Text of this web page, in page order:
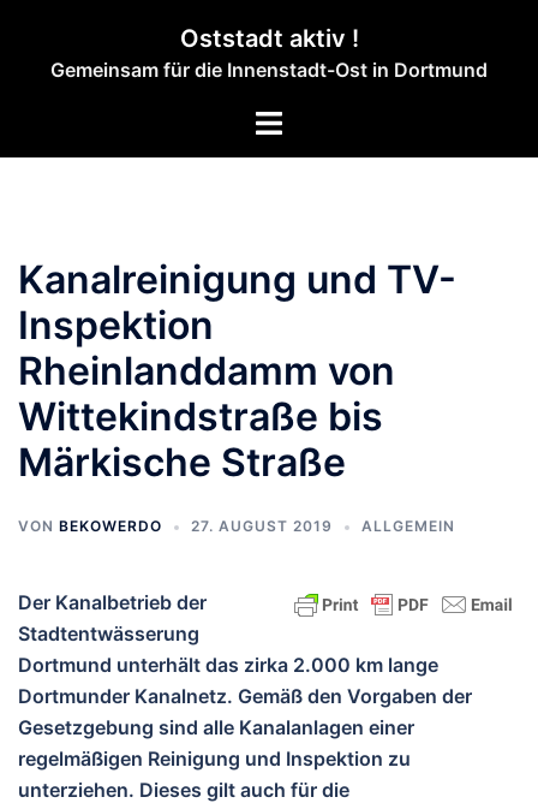
springen
Oststadt aktiv !
Gemeinsam für die Innenstadt-Ost in Dortmund
Menü
Kanalreinigung und TV-
Inspektion
Rheinlanddamm von
Wittekindstraße bis
Märkische Straße
VON BEKOWERDO 27. AUGUST 2019 ALLGEMEIN
Der Kanalbetrieb der
Stadtentwässerung
Dortmund unterhält das zirka 2.000 km lange
Dortmunder Kanalnetz. Gemäß den Vorgaben der
Gesetzgebung sind alle Kanalanlagen einer
regelmäßigen Reinigung und Inspektion zu
unterziehen. Dieses gilt auch für die